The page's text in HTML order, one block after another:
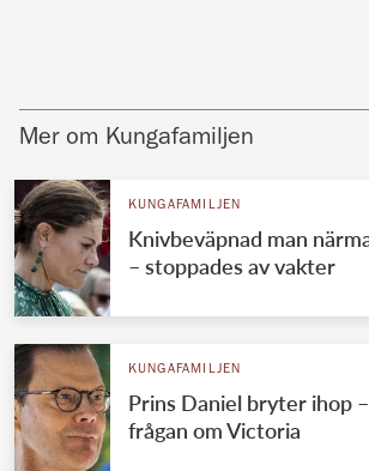
Mer om Kungafamiljen
KUNGAFAMILJEN
Knivbeväpnad man
– stoppades av vakter
KUNGAFAMILJEN
Prins Daniel bryter ihop
frågan om Victoria